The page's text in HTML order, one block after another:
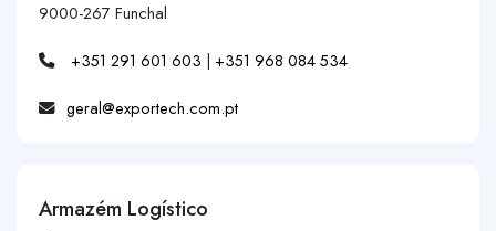
9000-267 Funchal
+351 291 601 603 | +351 968 084 534
geral@exportech.com.pt
Armazém Logístico